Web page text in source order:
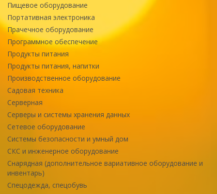
Пищевое оборудование
Портативная электроника
Прачечное оборудование
Программное обеспечение
Продукты питания
Продукты питания, напитки
Производственное оборудование
Садовая техника
Серверная
Серверы и системы хранения данных
Сетевое оборудование
Системы безопасности и умный дом
СКС и инженерное оборудование
Снарядная (дополнительное вариативное оборудование и
инвентарь)
Спецодежда, спецобувь